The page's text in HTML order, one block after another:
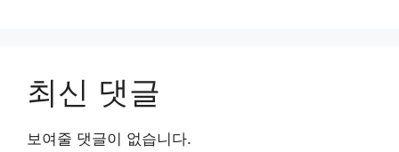
최신 댓글
보여줄 댓글이 없습니다.